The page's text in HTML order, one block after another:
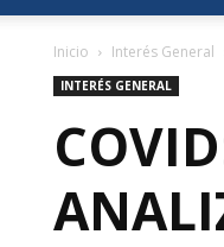
Inicio Interés General
INTERÉS GENERAL